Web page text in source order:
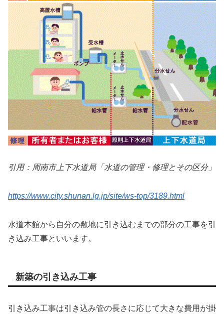
引用：周南市上下水道局「水道の管理・修理とその区分」
https://www.city.shunan.lg.jp/site/ws-top/3189.html
水道本館から自分の敷地に引き込むまでの部分の工事を引
き込み工事といいます。
新築の引き込み工事
引き込み工事は引き込み管の長さに応じて大きな費用が掛